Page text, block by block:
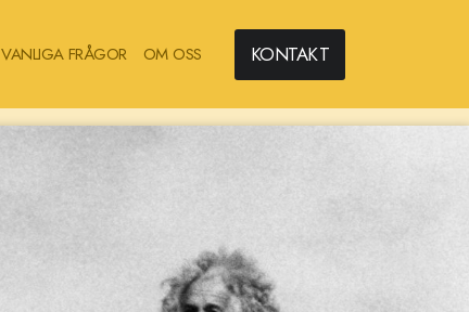
VANLIGA FRÅGOR OM OSS KONTAKT